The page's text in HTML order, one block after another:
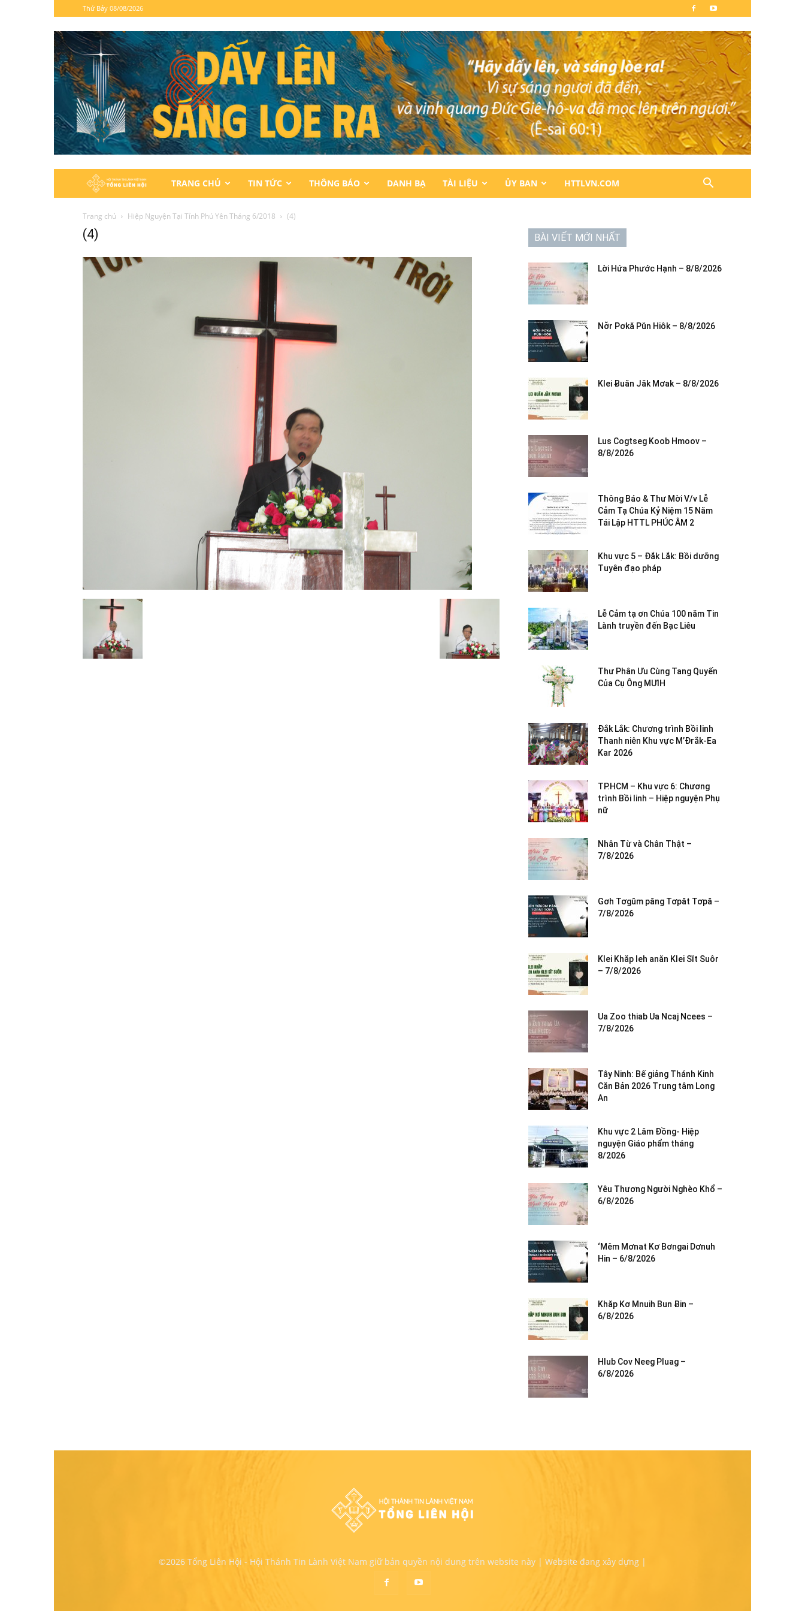
Thứ Bảy 08/08/2026
Hội
Thánh
TRANG CHỦ TIN TỨC THÔNG BÁO DANH BẠ TÀI LIỆU ỦY BAN HTTLVN.COM
Trang chủ Hiệp Nguyện Tại Tỉnh Phú Yên Tháng 6/2018 (4)
(4) BÀI VIẾT MỚI NHẤT
Lời Hứa Phước Hạnh – 8/8/2026
Nơ̆r Pơkă Pŭn Hiôk – 8/8/2026
Klei Ƀuăn Jăk Mơak – 8/8/2026
Lus Cogtseg Koob Hmoov –
8/8/2026
Thông Báo & Thư Mời V/v Lễ
Cảm Tạ Chúa Kỷ Niệm 15 Năm
Tái Lập HTTL PHÚC ÂM 2
Khu vực 5 – Đắk Lắk: Bồi dưỡng
Tuyên đạo pháp
Lễ Cảm tạ ơn Chúa 100 năm Tin
Lành truyền đến Bạc Liêu
Thư Phân Ưu Cùng Tang Quyến
Của Cụ Ông MƯIH
Đắk Lắk: Chương trình Bồi linh
Thanh niên Khu vực M’Đrắk-Ea
Kar 2026
TP.HCM – Khu vực 6: Chương
trình Bồi linh – Hiệp nguyện Phụ
nữ
Nhân Từ và Chân Thật –
7/8/2026
Gơh Tơgŭm păng Tơpăt Tơpă –
7/8/2026
Klei Khăp leh anăn Klei Sĭt Suôr
– 7/8/2026
Ua Zoo thiab Ua Ncaj Ncees –
7/8/2026
Tây Ninh: Bế giảng Thánh Kinh
Căn Bản 2026 Trung tâm Long
An
Khu vực 2 Lâm Đồng- Hiệp
nguyện Giáo phẩm tháng
8/2026
Yêu Thương Người Nghèo Khổ –
6/8/2026
‘Mêm Mơnat Kơ Bơngai Dơnuh
Hin – 6/8/2026
Khăp Kơ Mnuih Bun Ƀin –
6/8/2026
Hlub Cov Neeg Pluag –
6/8/2026
©2026 Tổng Liên Hội - Hội Thánh Tin Lành Việt Nam giữ bản quyền nội dung trên website này | Website đang xây dựng |